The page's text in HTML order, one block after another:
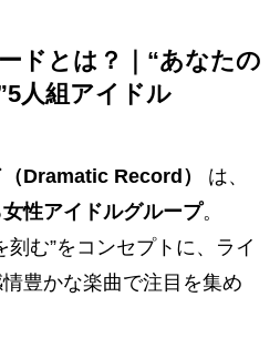
ドとは？｜“あなたの
人組アイドル
Dramatic Record）
は、
女性アイドルグループ。
刻む”をコンセプトに、ライ
豊かな楽曲で注目を集め